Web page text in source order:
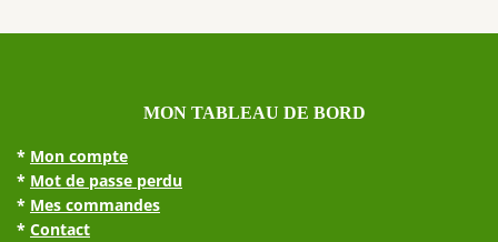
MON TABLEAU DE BORD
* Mon compte
* Mot de passe perdu
* Mes commandes
* Contact